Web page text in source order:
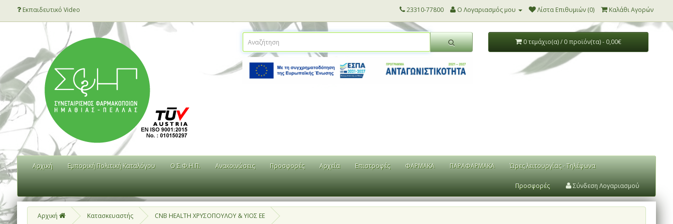
Εκπαιδευτικό Video 23310-77800 Ο Λογαριασμός μου Λίστα Επιθυμιών (0) Καλάθι Αγορών
0 τεμάχιο(α) / 0 προϊόν(τα) - 0,00€
Αρχική Εμπορική Πολιτική Καταλόγου Ο Σ.Φ.Η.Π. Ανακοινώσεις Προσφορές Αρχεία Επιστροφές ΦΑΡΜΑΚΑ ΠΑΡΑΦΑΡΜΑΚΑ Ώρες λειτουργίας - Τηλέφωνα
Προσφορές Σύνδεση Λογαριασμού
Αρχική Κατασκευαστής CNB HEALTH ΧΡΥΣΟΠΟΥΛΟΥ & ΥΙΟΣ ΕΕ